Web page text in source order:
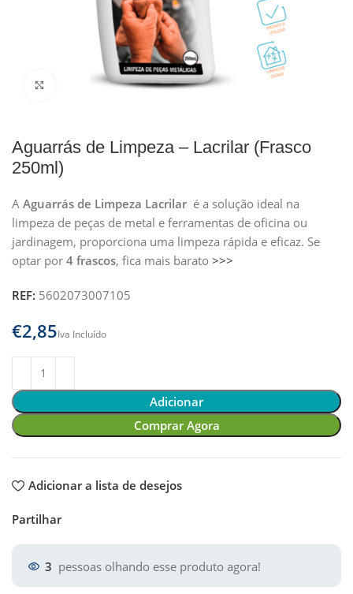
Clique para ampliar
Aguarrás de Limpeza – Lacrilar (Frasco
250ml)
AAguarrás de Limpeza Lacrilar é a solução ideal na
limpeza de peças de metal e ferramentas de oficina ou
jardinagem, proporciona uma limpeza rápida e eficaz. Se
optar por4 frascos, fica mais barato>>>
REF: 5602073007105
€
Adicionar
Comprar Agora
Adicionar a lista de desejos
Partilhar
3 pessoas olhando esse produto agora!